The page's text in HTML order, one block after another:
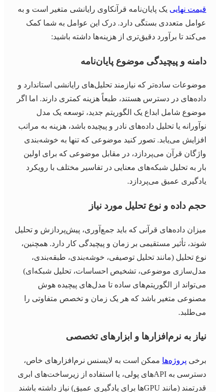
قیمت نهایی یک پایان‌نامه قرآنکاوی رایانشی متغیر است و به
عوامل متعددی بستگی دارد. درک این عوامل به شما کمک
می‌کند تا برآورد دقیق‌تری از هزینه‌ها داشته باشید:
دامنه و پیچیدگی موضوع پایان‌نامه
موضوعات ساده‌تر که نیازمند تحلیل‌های رایانشی استاندارد و
داده‌های در دسترس هستند، طبعاً هزینه کمتری دارند. اما اگر
موضوع شامل ابداع یک الگوریتم جدید، توسعه یک مدل
نوآورانه یا تحلیل داده‌های نادر و پیچیده باشد، هزینه به مراتب
افزایش می‌یابد. تصور کنید موضوعی که تنها به خوشه‌بندی
واژگان قرآن می‌پردازد، در مقابل موضوعی که برای اولین
بار به تحلیل شبکه‌های معنایی در تفاسیر مختلف با رویکرد
یادگیری عمیق می‌پردازد.
حجم داده و نوع تحلیل مورد نیاز
میزان داده‌های قرآنی که باید جمع‌آوری، پیش‌پردازش و تحلیل
شوند، تأثیر مستقیمی بر زمان و پیچیدگی کار دارد. همچنین،
نوع تحلیل (مانند تحلیل توصیفی، خوشه‌بندی، طبقه‌بندی،
مدل‌سازی موضوعی، تشخیص احساسات، تحلیل شبکه‌ای)
می‌تواند از الگوریتم‌های ساده تا مدل‌های پیچیده هوش
مصنوعی متغیر باشد که هر یک زمان و تخصص متفاوتی را
می‌طلبد.
نیاز به نرم‌افزارها و ابزارهای تخصصی
برخی پروژه‌ها ممکن است به لایسنس نرم‌افزارهای خاص،
دسترسی به APIهای پولی، یا استفاده از زیرساخت‌های ابری
قدرتمند (مانند GPUها برای یادگیری عمیق) نیاز داشته باشند